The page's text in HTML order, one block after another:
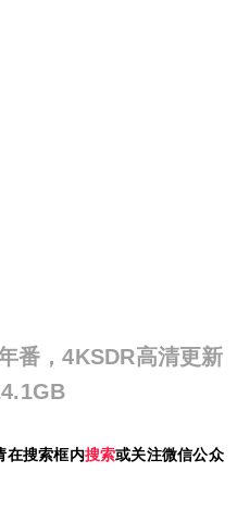
番，4KSDR高清更新
在搜索框内搜索或关注微信公众